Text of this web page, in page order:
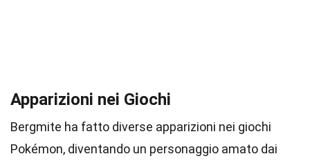
Apparizioni nei Giochi
Bergmite ha fatto diverse apparizioni nei giochi
Pokémon, diventando un personaggio amato dai